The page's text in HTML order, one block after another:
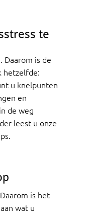
te
Daarom is de
hetzelfde:
u knelpunten
en
de weg
leest u onze
is het
wat u